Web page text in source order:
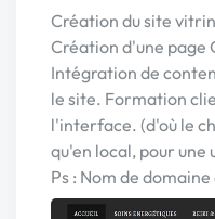
Création du site
Création d'une page
Intégration de
le site. Formation
l'interface. (d'où le
qu'en local, pour une
Ps : Nom de